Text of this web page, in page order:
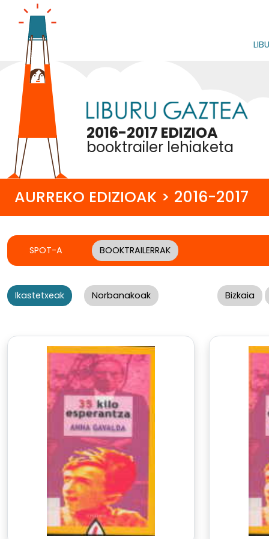
2016-2017 EDIZIOA
booktrailer lehiaketa
AURREKO EDIZIOAK > 2016-2017
SPOT-A BOOKTRAILERRAK
Ikastetxeak Norbanakoak Bizkaia